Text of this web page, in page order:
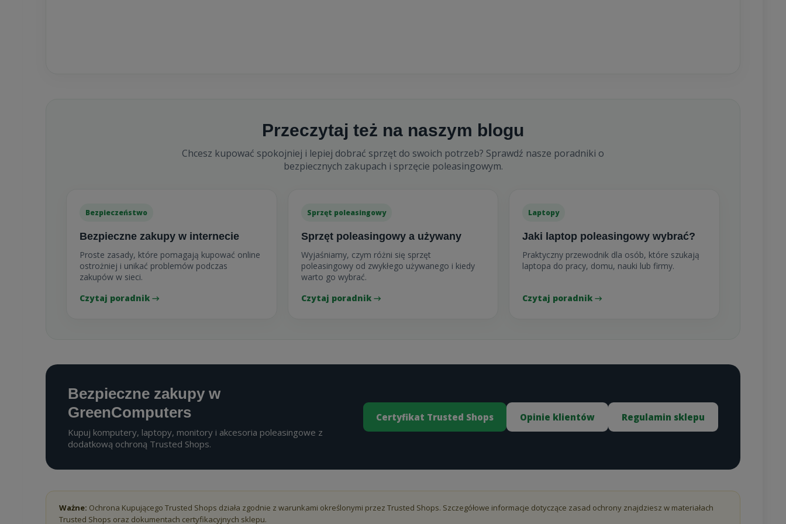
Przeczytaj też na naszym blogu
Chcesz kupować spokojniej i lepiej dobrać sprzęt do swoich potrzeb? Sprawdź nasze poradniki o
bezpiecznych zakupach i sprzęcie poleasingowym.
Bezpieczeństwo
Bezpieczne zakupy w internecie
Proste zasady, które pomagają kupować online
ostrożniej i unikać problemów podczas
zakupów w sieci.
Czytaj poradnik →
Sprzęt poleasingowy
Sprzęt poleasingowy a używany
Wyjaśniamy, czym różni się sprzęt
poleasingowy od zwykłego używanego i kiedy
warto go wybrać.
Czytaj poradnik →
Laptopy
Jaki laptop poleasingowy wybrać?
Praktyczny przewodnik dla osób, które szukają
laptopa do pracy, domu, nauki lub firmy.
Czytaj poradnik →
Bezpieczne zakupy w
GreenComputers
Kupuj komputery, laptopy, monitory i akcesoria poleasingowe z
dodatkową ochroną Trusted Shops.
Certyfikat Trusted Shops Opinie klientów Regulamin sklepu
Ważne: Ochrona Kupującego Trusted Shops działa zgodnie z warunkami określonymi przez Trusted Shops. Szczegółowe informacje dotyczące zasad ochrony znajdziesz w materiałach
Trusted Shops oraz dokumentach certyfikacyjnych sklepu.